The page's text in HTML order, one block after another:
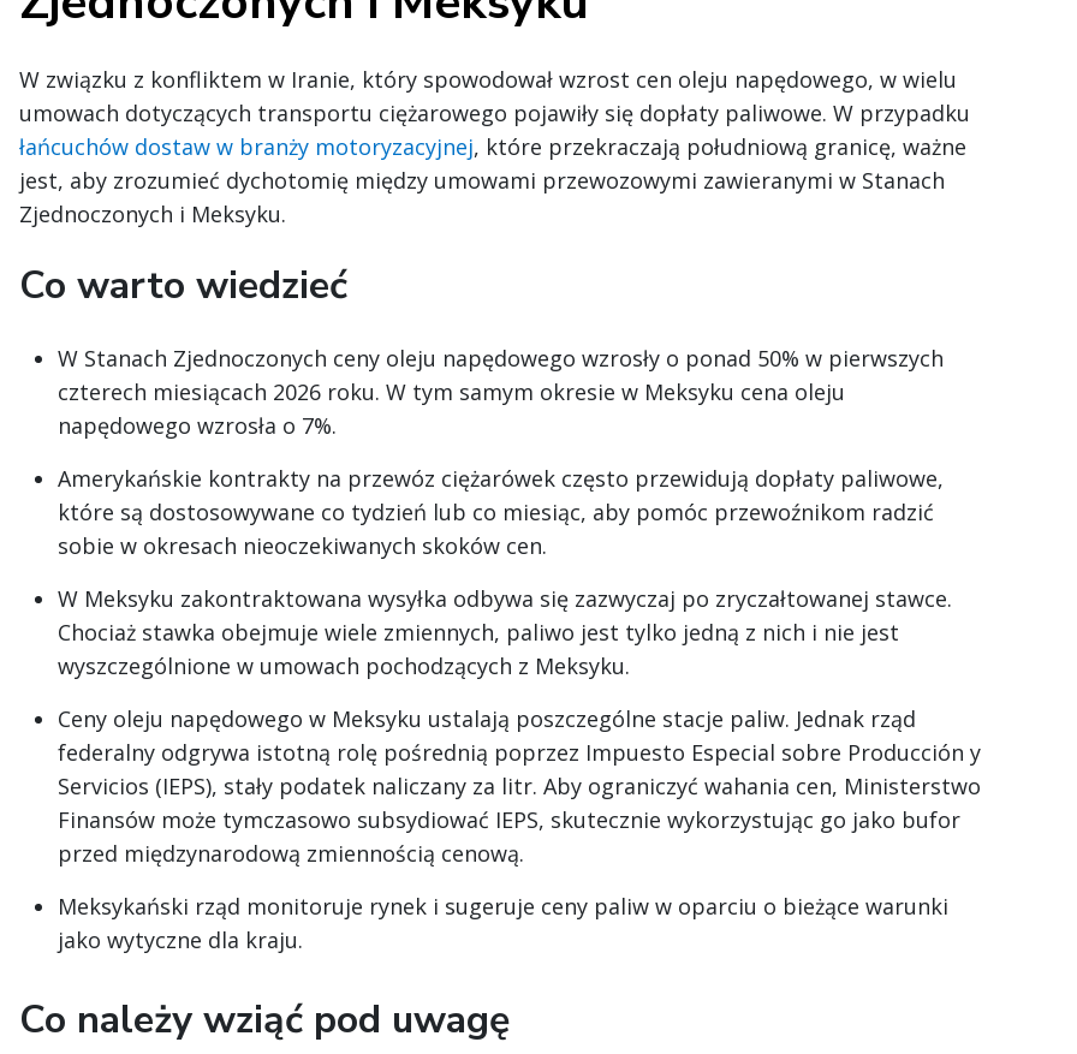
W związku z konfliktem w Iranie, który spowodował wzrost cen oleju napędowego, w wielu
umowach dotyczących transportu ciężarowego pojawiły się dopłaty paliwowe. W przypadku
łańcuchów dostaw w branży motoryzacyjnej, które przekraczają południową granicę, ważne
jest, aby zrozumieć dychotomię między umowami przewozowymi zawieranymi w Stanach
Zjednoczonych i Meksyku.
Co warto wiedzieć
W Stanach Zjednoczonych ceny oleju napędowego wzrosły o ponad 50% w pierwszych
czterech miesiącach 2026 roku. W tym samym okresie w Meksyku cena oleju
napędowego wzrosła o 7%.
Amerykańskie kontrakty na przewóz ciężarówek często przewidują dopłaty paliwowe,
które są dostosowywane co tydzień lub co miesiąc, aby pomóc przewoźnikom radzić
sobie w okresach nieoczekiwanych skoków cen.
W Meksyku zakontraktowana wysyłka odbywa się zazwyczaj po zryczałtowanej stawce.
Chociaż stawka obejmuje wiele zmiennych, paliwo jest tylko jedną z nich i nie jest
wyszczególnione w umowach pochodzących z Meksyku.
Ceny oleju napędowego w Meksyku ustalają poszczególne stacje paliw. Jednak rząd
federalny odgrywa istotną rolę pośrednią poprzez Impuesto Especial sobre Producción y
Servicios (IEPS), stały podatek naliczany za litr. Aby ograniczyć wahania cen, Ministerstwo
Finansów może tymczasowo subsydiować IEPS, skutecznie wykorzystując go jako bufor
przed międzynarodową zmiennością cenową.
Meksykański rząd monitoruje rynek i sugeruje ceny paliw w oparciu o bieżące warunki
jako wytyczne dla kraju.
Co należy wziąć pod uwagę